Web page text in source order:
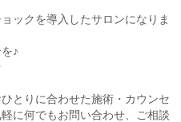
ックを導入したサロンになりま
♪
とりに合わせた施術・カウンセ
に何でもお問い合わせ、ご相談